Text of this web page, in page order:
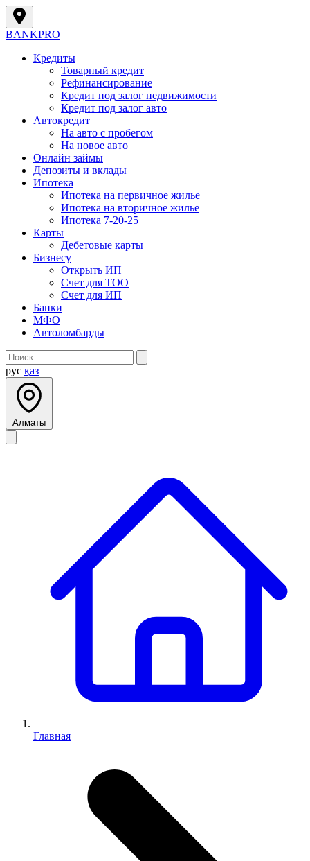
BANKPRO
Кредиты
Товарный кредит
Рефинансирование
Кредит под залог недвижимости
Кредит под залог авто
Автокредит
На авто с пробегом
На новое авто
Онлайн займы
Депозиты и вклады
Ипотека
Ипотека на первичное жилье
Ипотека на вторичное жилье
Ипотека 7-20-25
Карты
Дебетовые карты
Бизнесу
Открыть ИП
Cчет для ТОО
Счет для ИП
Банки
МФО
Автоломбарды
рус қаз
Алматы
Главная